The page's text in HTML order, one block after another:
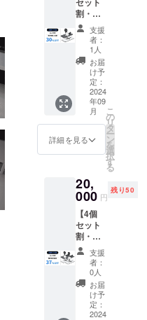
ご注文
状況、
使用部
材の供
給状
況、製
造工程
上の都
合によ
り出荷
時期が
場合が
ありま
間は24
か月間
となっ
ており
ます。
ディス
プレイ
の見え
方で
違って
見える
場合が
ありま
す。 ※
各部名
称、使
用は変
更にな
が、ご
了承く
ださ
い。 ※
ご注文
状況、
使用部
材の供
給状
況、製
造工程
上の都
ル 1個
取扱説
明書(英
料込み
の価格
です。
※使用感
等に関
する返
品・返
金はお
受けい
カラー
などの
が、
ディス
プレイ
の見え
方で
違って
見える
場合が
ありま
割・先
着200
名】
3in1充
電器 2
内定価
15,800
円 →
11,000
円 (税込
み・関
税込み)
3in1充
電器 2
台 USB-
C to C
ケーブ
ル 2個
取扱説
明書(英
料込み
の価格
です。
※使用感
支援
者：
1人
お届
け予
定：
2024
年09
月
詳細を見る
こ
の
リ
タ
ー
ン
を
選
択
す
る
20,
000 円
残り50
【4個
セット
割・先
着50
名】
3in1充
電器 4
内定価
31,600
支援
者：
0人
お届
け予
定：
2024